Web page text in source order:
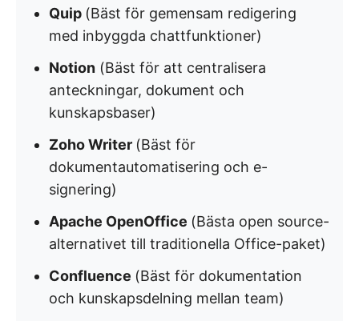
Quip (Bäst för gemensam redigering
med inbyggda chattfunktioner)
Notion (Bäst för att centralisera
anteckningar, dokument och
kunskapsbaser)
Zoho Writer (Bäst för
dokumentautomatisering och e-
signering)
Apache OpenOffice (Bästa open source-
alternativet till traditionella Office-paket)
Confluence (Bäst för dokumentation
och kunskapsdelning mellan team)